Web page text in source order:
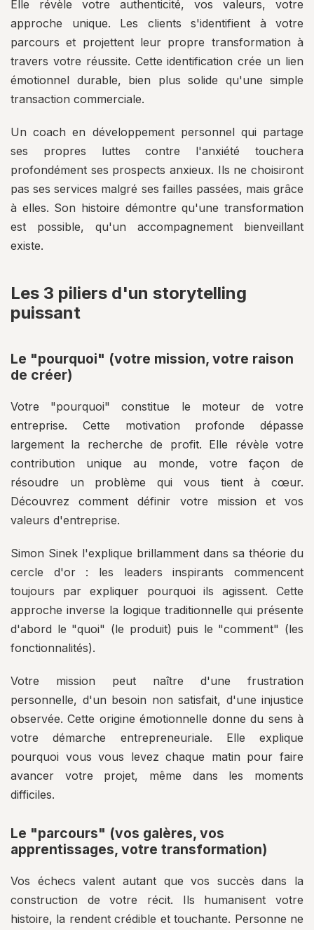
Elle révèle votre authenticité, vos valeurs, votre
approche unique. Les clients s'identifient à votre
parcours et projettent leur propre transformation à
travers votre réussite. Cette identification crée un lien
émotionnel durable, bien plus solide qu'une simple
transaction commerciale.
Un coach en développement personnel qui partage
ses propres luttes contre l'anxiété touchera
profondément ses prospects anxieux. Ils ne choisiront
pas ses services malgré ses failles passées, mais grâce
à elles. Son histoire démontre qu'une transformation
est possible, qu'un accompagnement bienveillant
existe.
Les 3 piliers d'un storytelling
puissant
Le "pourquoi" (votre mission, votre raison
de créer)
Votre "pourquoi" constitue le moteur de votre
entreprise. Cette motivation profonde dépasse
largement la recherche de profit. Elle révèle votre
contribution unique au monde, votre façon de
résoudre un problème qui vous tient à cœur.
Découvrez comment définir votre mission et vos
valeurs d'entreprise.
Simon Sinek l'explique brillamment dans sa théorie du
cercle d'or : les leaders inspirants commencent
toujours par expliquer pourquoi ils agissent. Cette
approche inverse la logique traditionnelle qui présente
d'abord le "quoi" (le produit) puis le "comment" (les
fonctionnalités).
Votre mission peut naître d'une frustration
personnelle, d'un besoin non satisfait, d'une injustice
observée. Cette origine émotionnelle donne du sens à
votre démarche entrepreneuriale. Elle explique
pourquoi vous vous levez chaque matin pour faire
avancer votre projet, même dans les moments
difficiles.
Le "parcours" (vos galères, vos
apprentissages, votre transformation)
Vos échecs valent autant que vos succès dans la
construction de votre récit. Ils humanisent votre
histoire, la rendent crédible et touchante. Personne ne